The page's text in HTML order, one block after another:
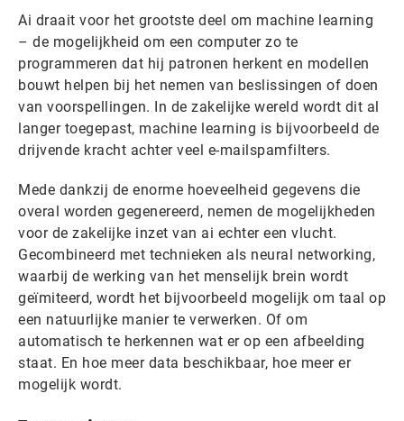
Ai draait voor het grootste deel om machine learning
– de mogelijkheid om een computer zo te
programmeren dat hij patronen herkent en modellen
bouwt helpen bij het nemen van beslissingen of doen
van voorspellingen. In de zakelijke wereld wordt dit al
langer toegepast, machine learning is bijvoorbeeld de
drijvende kracht achter veel e-mailspamfilters.
Mede dankzij de enorme hoeveelheid gegevens die
overal worden gegenereerd, nemen de mogelijkheden
voor de zakelijke inzet van ai echter een vlucht.
Gecombineerd met technieken als neural networking,
waarbij de werking van het menselijk brein wordt
geïmiteerd, wordt het bijvoorbeeld mogelijk om taal op
een natuurlijke manier te verwerken. Of om
automatisch te herkennen wat er op een afbeelding
staat. En hoe meer data beschikbaar, hoe meer er
mogelijk wordt.